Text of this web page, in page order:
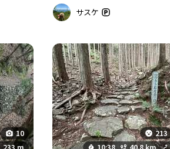
サスケ
10
233 m
213
10:38
40.8 km